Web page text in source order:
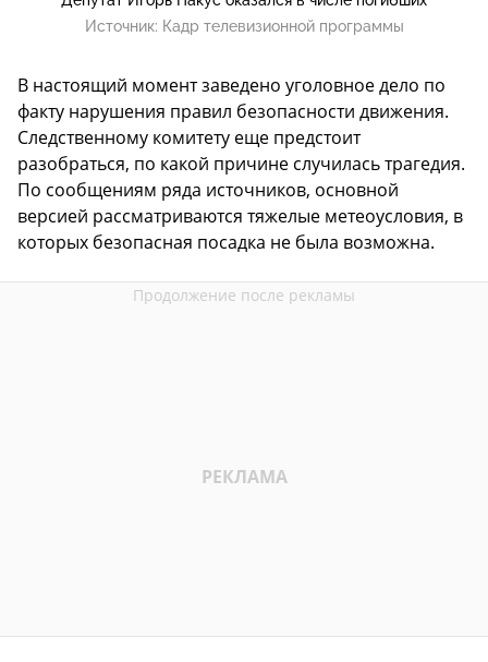
Источник: Кадр телевизионной программы
В настоящий момент заведено уголовное дело по
факту нарушения правил безопасности движения.
Следственному комитету еще предстоит
разобраться, по какой причине случилась трагедия.
По сообщениям ряда источников, основной
версией рассматриваются тяжелые метеоусловия, в
которых безопасная посадка не была возможна.